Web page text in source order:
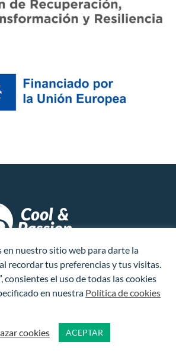
CONTACTO
LOGÍSTICOS
SOBRE NOSOTROS
en nuestro sitio web para darte la
recordar tus preferencias y tus visitas.
consientes el uso de todas las cookies
en nuestra Política de cookies
cookies ACEPTAR